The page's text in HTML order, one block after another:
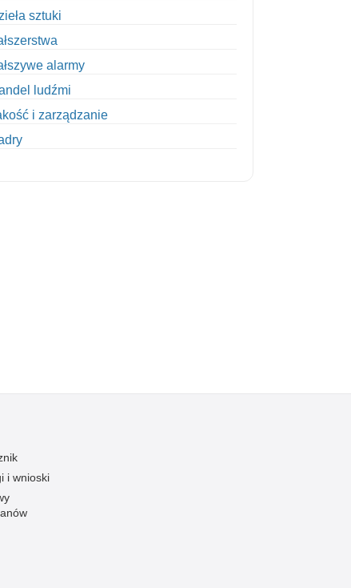
sztuki
alarmy
ludźmi
i zarządzanie
handel farmaceutykami
kierujący
opiekunowie
pracownicy
i wnioski